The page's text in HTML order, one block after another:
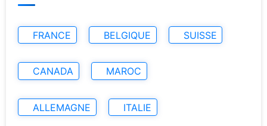
FRANCE BELGIQUE SUISSE
CANADA MAROC
ALLEMAGNE ITALIE